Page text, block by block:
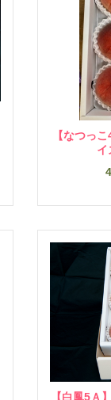
【なつっ
イ
【白鳳5Ａ